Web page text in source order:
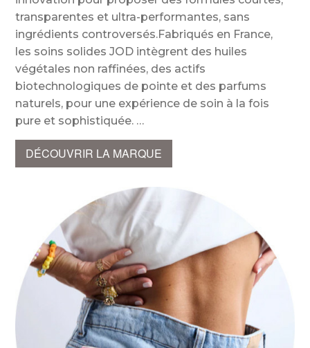
transparentes et ultra-performantes, sans
ingrédients controversés.Fabriqués en France,
les soins solides JOD intègrent des huiles
végétales non raffinées, des actifs
biotechnologiques de pointe et des parfums
naturels, pour une expérience de soin à la fois
pure et sophistiquée.
DÉCOUVRIR LA MARQUE